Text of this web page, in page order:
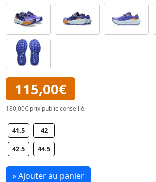
115,00€
180,00€ prix public conseillé
41.5 42
42.5 44.5
» Ajouter au panier